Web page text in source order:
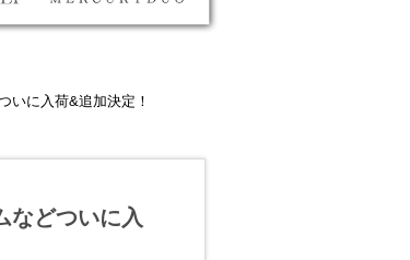
いに入荷&追加決定！
などついに入